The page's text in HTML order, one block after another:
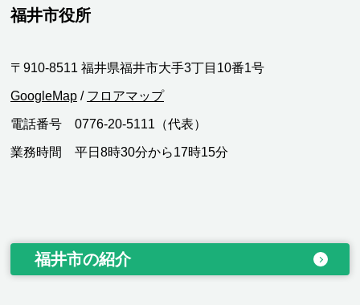
福井市役所
〒910-8511 福井県福井市大手3丁目10番1号
GoogleMap / フロアマップ
電話番号 0776-20-5111（代表）
業務時間 平日8時30分から17時15分
福井市の紹介